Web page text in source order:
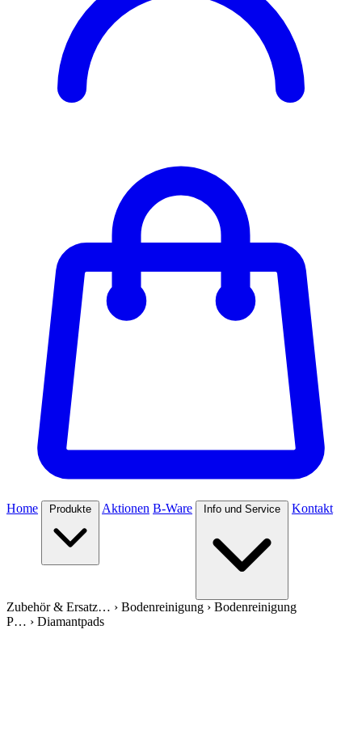
Home Produkte Aktionen B-Ware Info und Service Kontakt
Zubehör & Ersatz… › Bodenreinigung › Bodenreinigung
P… › Diamantpads